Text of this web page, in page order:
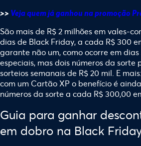
>> Veja quem já ganhou na promoção
São mais de R$ 2 milhões em vales-
dias de Black Friday, a cada R$ 300
garante não um, como ocorre em
especiais, mas dois números da sorte
sorteios semanais de R$ 20 mil. E mais:
com um Cartão XP o benefício é
números da sorte a cada R$ 300,00
Guia para ganhar
em dobro na Black